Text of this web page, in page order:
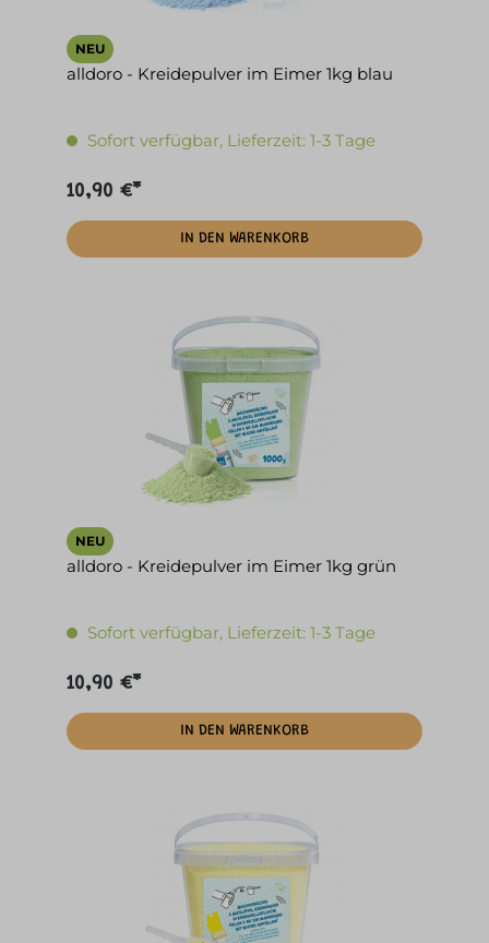
NEU
alldoro - Kreidepulver im Eimer 1kg blau
Sofort verfügbar, Lieferzeit: 1-3 Tage
10,90 €*
IN DEN WARENKORB
NEU
alldoro - Kreidepulver im Eimer 1kg grün
Sofort verfügbar, Lieferzeit: 1-3 Tage
10,90 €*
IN DEN WARENKORB